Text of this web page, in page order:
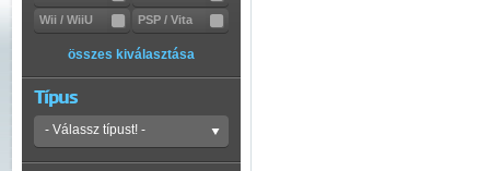
Wii / WiiU
PSP / Vita
összes kiválasztása
Típus